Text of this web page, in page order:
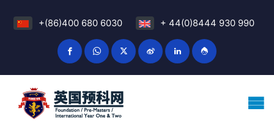
+(86)400 680 6030 + 44(0)8444 930 990